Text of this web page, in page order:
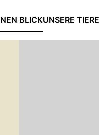
BLICKUNSERE TIERE